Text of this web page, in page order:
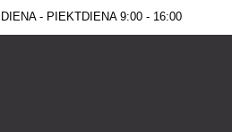
- PIEKTDIENA 9:00 - 16:00